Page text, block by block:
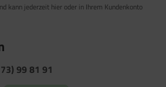
kann jederzeit hier oder in Ihrem Kundenkonto
99 81 91